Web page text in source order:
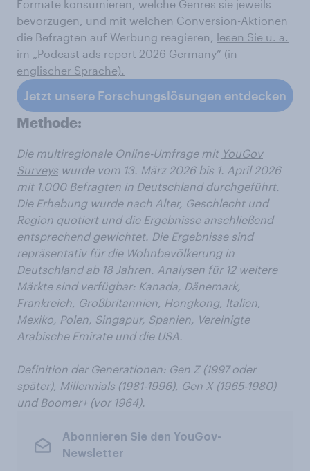
Formate konsumieren, welche Genres sie jeweils
bevorzugen, und mit welchen Conversion-Aktionen
die Befragten auf Werbung reagieren, lesen Sie u. a.
im „Podcast ads report 2026 Germany“ (in
englischer Sprache).
Jetzt unsere Forschungslösungen entdecken
Methode:
Die multiregionale Online-Umfrage mit YouGov
Surveys wurde vom 13. März 2026 bis 1. April 2026
mit 1.000 Befragten in Deutschland durchgeführt.
Die Erhebung wurde nach Alter, Geschlecht und
Region quotiert und die Ergebnisse anschließend
entsprechend gewichtet. Die Ergebnisse sind
repräsentativ für die Wohnbevölkerung in
Deutschland ab 18 Jahren. Analysen für 12 weitere
Märkte sind verfügbar: Kanada, Dänemark,
Frankreich, Großbritannien, Hongkong, Italien,
Mexiko, Polen, Singapur, Spanien, Vereinigte
Arabische Emirate und die USA.
Definition der Generationen: Gen Z (1997 oder
später), Millennials (1981-1996), Gen X (1965-1980)
und Boomer+ (vor 1964).
Abonnieren Sie den YouGov-
Newsletter